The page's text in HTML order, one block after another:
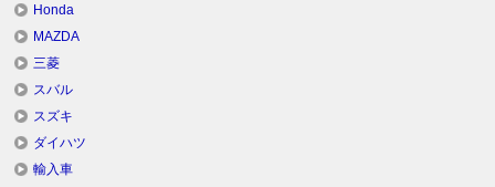
Honda
MAZDA
三菱
スバル
スズキ
ダイハツ
輸入車